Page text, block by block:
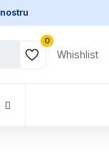
0
Whishlist